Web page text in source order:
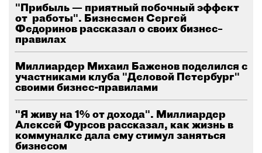
"Прибыль — приятный побочный эффект
от работы". Бизнесмен Сергей
Федоринов рассказал о своих бизнес–
правилах
Миллиардер Михаил Баженов поделился с
участниками клуба "Деловой Петербург"
своими бизнес-правилами
"Я живу на 1% от дохода". Миллиардер
Алексей Фурсов рассказал, как жизнь в
коммуналке дала ему стимул заняться
бизнесом